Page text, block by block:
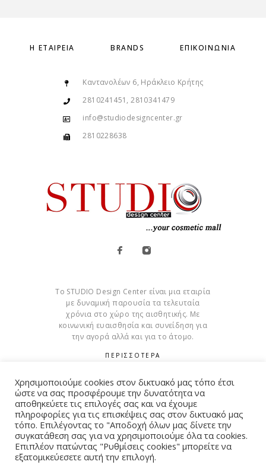
Η ΕΤΑΙΡΕΊΑ BRANDS ΕΠΙΚΟΙΝΩΝΊΑ
Καντανολέων 6, Ηράκλειο Κρήτης
2810241451, 2810341479
info@studiodesigncenter.gr
2810228638
Το STUDIO Design Center είναι μια εταιρία
με δυναμική παρουσία τα τελευταία
χρόνια στο χώρο της αισθητικής. Με
κοινωνική ευαισθησία και συνείδηση για
την αγορά αλλά και για το άτομο.
ΠΕΡΙΣΣΟΤΕΡΑ
Cookies
© Copyright 2015 – 2026 . All Rights Reserved. Developed By
iWorx
Χρησιμοποιούμε cookies στον δικτυακό μας τόπο έτσι
ώστε να σας προσφέρουμε την δυνατότητα να
αποθηκεύετε τις επιλογές σας και να έχουμε
πληροφορίες για τις επισκέψεις σας στον δικτυακό μας
τόπο. Επιλέγοντας το "Αποδοχή όλων μας δίνετε την
συγκατάθεση σας για να χρησιμοποιούμε όλα τα cookies.
Επιπλέον πατώντας "Ρυθμίσεις cookies" μπορείτε να
εξατομικεύεσετε αυτή την επιλογή.